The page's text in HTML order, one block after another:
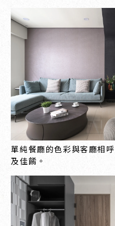
單純餐廳的色彩與客廳相
及佳餚。